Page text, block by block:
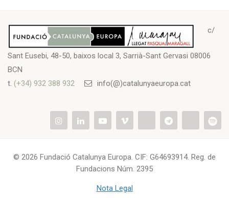
c/
Sant Eusebi, 48-50, baixos local 3, Sarrià-Sant Gervasi 08006
BCN
t. (+34) 932 388 932 info(@)catalunyaeuropa.cat
© 2026 Fundació Catalunya Europa. CIF: G64693914. Reg. de
Fundacions Núm. 2395
Nota Legal